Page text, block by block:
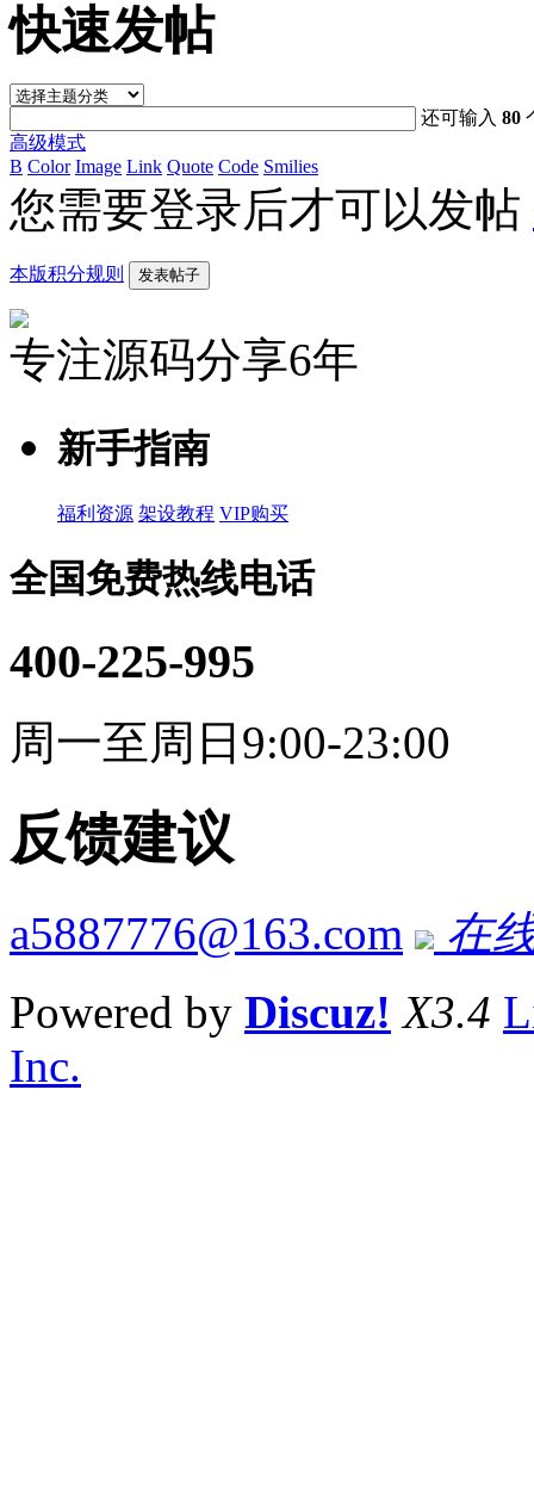
快速发帖
还可输入80
高级模式
B Color Image Link Quote Code Smilies
您需要登录后才可以发帖
本版积分规则 发表帖子
专注源码分享6年
新手指南
福利资源 架设教程 VIP购买
全国免费热线电话
400-225-995
周一至周日9:00-23:00
反馈建议
a5887776@163.com
在
Powered by Discuz! X3.4
Inc.